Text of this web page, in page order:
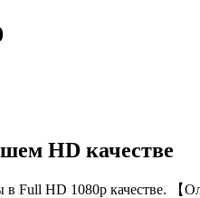
HD качестве
Full HD 1080p качестве. 【